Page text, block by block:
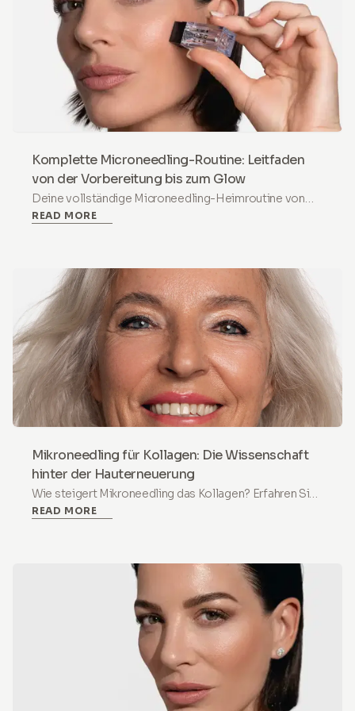
Komplette Microneedling-Routine: Leitfaden
von der Vorbereitung bis zum Glow
Deine vollständige Microneedling-Heimroutine von
der Barrier-Vorbereitung bis zum Post-Treatment-
READ MORE
Mikroneedling für Kollagen: Die Wissenschaft
hinter der Hauterneuerung
Wie steigert Mikroneedling das Kollagen? Erfahren Sie
die 3-phasige Wissenschaft der
READ MORE